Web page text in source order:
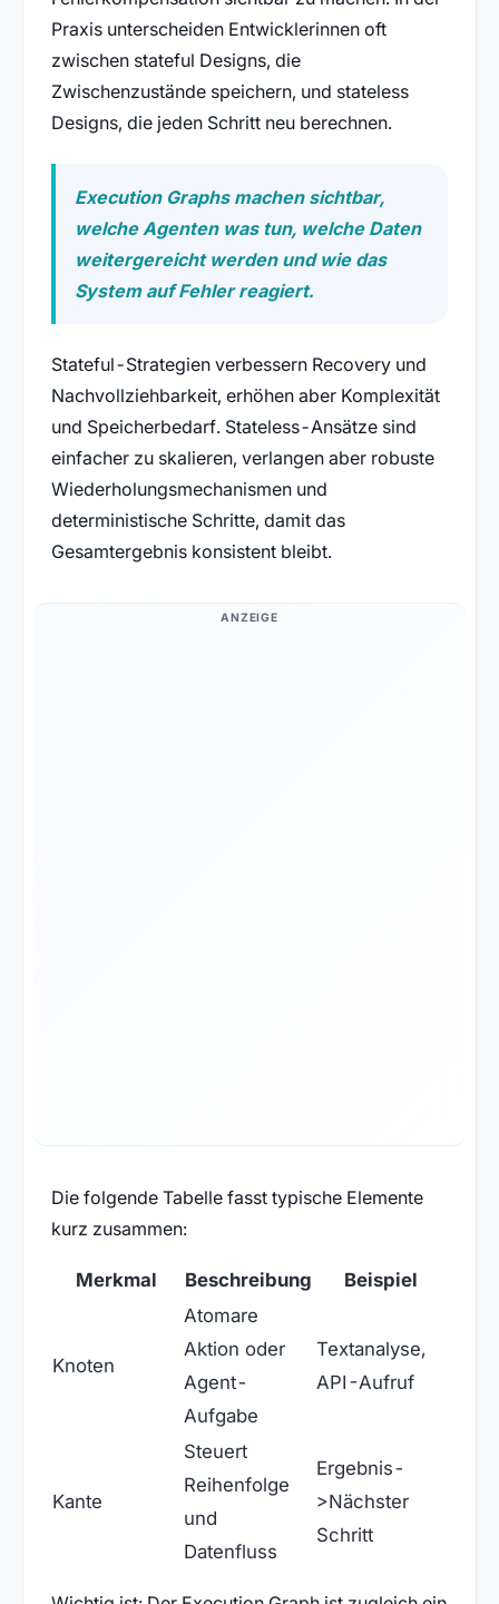
Praxis unterscheiden Entwicklerinnen oft
zwischen stateful Designs, die
Zwischenzustände speichern, und stateless
Designs, die jeden Schritt neu berechnen.
Execution Graphs machen sichtbar,
welche Agenten was tun, welche Daten
weitergereicht werden und wie das
System auf Fehler reagiert.
Stateful-Strategien verbessern Recovery und
Nachvollziehbarkeit, erhöhen aber Komplexität
und Speicherbedarf. Stateless-Ansätze sind
einfacher zu skalieren, verlangen aber robuste
Wiederholungsmechanismen und
deterministische Schritte, damit das
Gesamtergebnis konsistent bleibt.
ANZEIGE
Die folgende Tabelle fasst typische Elemente
kurz zusammen:
Merkmal Beschreibung Beispiel
Knoten
Atomare
Aktion oder
Agent-
Aufgabe
Textanalyse,
API-Aufruf
Kante
Steuert
Reihenfolge
und
Datenfluss
Ergebnis-
>Nächster
Schritt